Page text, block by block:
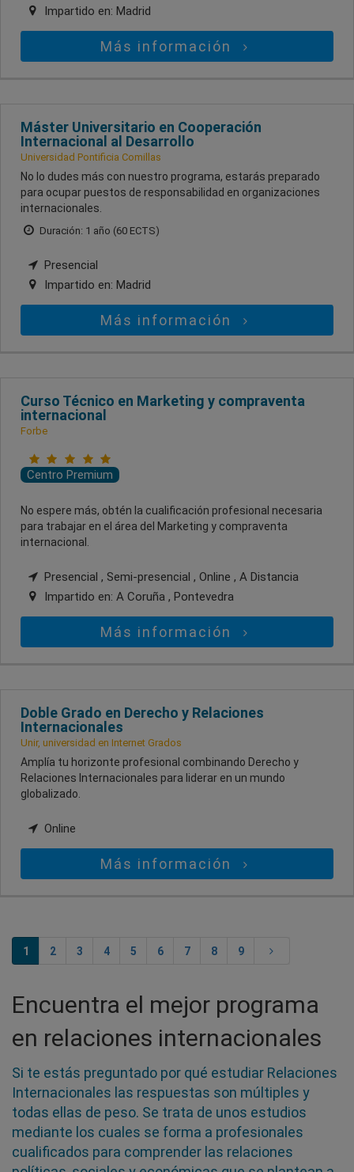
Impartido en: Madrid
Más información
Máster Universitario en Cooperación
Internacional al Desarrollo
Universidad Pontificia Comillas
No lo dudes más con nuestro programa, estarás preparado
para ocupar puestos de responsabilidad en organizaciones
internacionales.
Duración: 1 año (60 ECTS)
Presencial
Impartido en: Madrid
Más información
Curso Técnico en Marketing y compraventa
internacional
Forbe
Centro Premium
No espere más, obtén la cualificación profesional necesaria
para trabajar en el área del Marketing y compraventa
internacional.
Presencial , Semi-presencial , Online , A Distancia
Impartido en: A Coruña , Pontevedra
Más información
Doble Grado en Derecho y Relaciones
Internacionales
Unir, universidad en Internet Grados
Amplía tu horizonte profesional combinando Derecho y
Relaciones Internacionales para liderar en un mundo
globalizado.
Online
Más información
1 2 3 4 5 6 7 8 9
Encuentra el mejor programa
en relaciones internacionales
Si te estás preguntado por qué estudiar Relaciones
Internacionales las respuestas son múltiples y
todas ellas de peso. Se trata de unos estudios
mediante los cuales se forma a profesionales
cualificados para comprender las relaciones